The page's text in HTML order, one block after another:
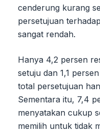
cenderung kurang
persetujuan
sangat rendah.
Hanya 4,2 persen
setuju dan 1,1
total persetujuan
Sementara itu, 7,4
menyatakan cukup
memilih untuk tidak